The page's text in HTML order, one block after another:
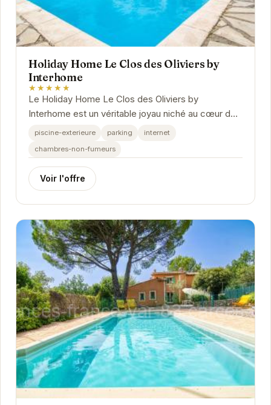
Holiday Home Le Clos des Oliviers by
Interhome
★★★★★
Le Holiday Home Le Clos des Oliviers by
Interhome est un véritable joyau niché au cœur de
la Provence. Avec sa piscine extérieure
piscine-exterieure parking
internet
chambres-non-fumeurs
Voir l'offre